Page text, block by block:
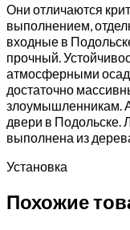
Они отличаются
выполнением,
входные в
прочный.
атмосферными
достаточно
злоумышленникам.
двери в Подольске.
выполнена из
Установка
Похожие